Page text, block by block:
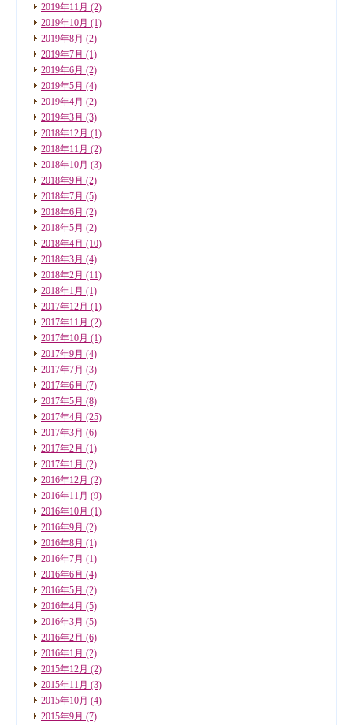
2019年11月 (2)
2019年10月 (1)
2019年8月 (2)
2019年7月 (1)
2019年6月 (2)
2019年5月 (4)
2019年4月 (2)
2019年3月 (3)
2018年12月 (1)
2018年11月 (2)
2018年10月 (3)
2018年9月 (2)
2018年7月 (5)
2018年6月 (2)
2018年5月 (2)
2018年4月 (10)
2018年3月 (4)
2018年2月 (11)
2018年1月 (1)
2017年12月 (1)
2017年11月 (2)
2017年10月 (1)
2017年9月 (4)
2017年7月 (3)
2017年6月 (7)
2017年5月 (8)
2017年4月 (25)
2017年3月 (6)
2017年2月 (1)
2017年1月 (2)
2016年12月 (2)
2016年11月 (9)
2016年10月 (1)
2016年9月 (2)
2016年8月 (1)
2016年7月 (1)
2016年6月 (4)
2016年5月 (2)
2016年4月 (5)
2016年3月 (5)
2016年2月 (6)
2016年1月 (2)
2015年12月 (2)
2015年11月 (3)
2015年10月 (4)
2015年9月 (7)